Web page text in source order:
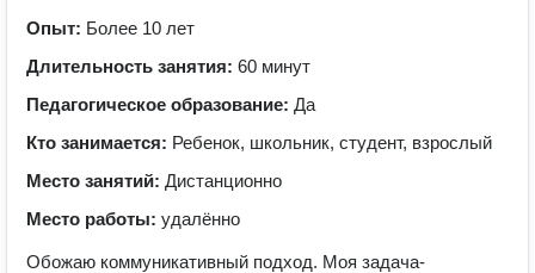
Опыт: Более 10 лет
Длительность занятия: 60 минут
Педагогическое образование: Да
Кто занимается: Ребенок, школьник, студент, взрослый
Место занятий: Дистанционно
Место работы: удалённо
Обожаю коммуникативный подход. Моя задача-